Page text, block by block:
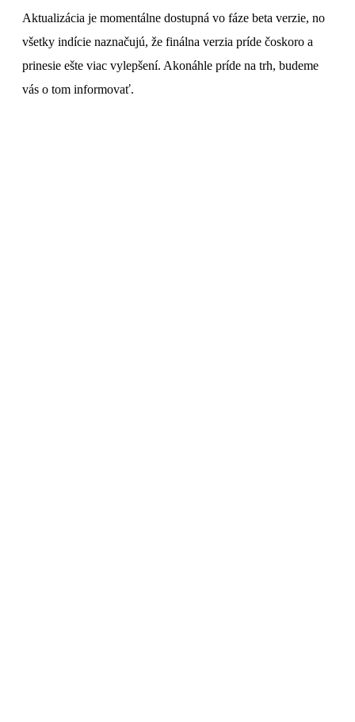
Aktualizácia je momentálne dostupná vo fáze beta verzie, no
všetky indície naznačujú, že finálna verzia príde čoskoro a
prinesie ešte viac vylepšení. Akonáhle príde na trh, budeme
vás o tom informovať.